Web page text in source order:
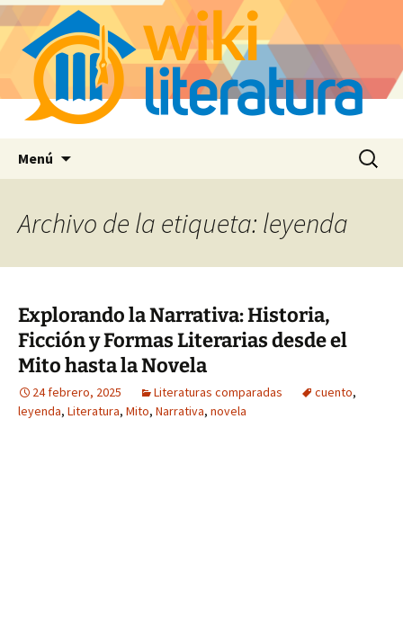
Menú Buscar:
Archivo de la etiqueta: leyenda
Explorando la Narrativa: Historia,
Ficción y Formas Literarias desde el
Mito hasta la Novela
24 febrero, 2025 Literaturas comparadas cuento,
leyenda, Literatura, Mito, Narrativa, novela